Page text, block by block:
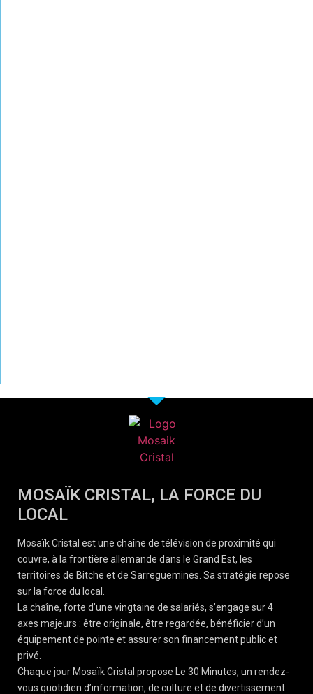
MOSAÏK CRISTAL, LA FORCE DU
LOCAL
Mosaïk Cristal est une chaîne de télévision de proximité qui
couvre, à la frontière allemande dans le Grand Est, les
territoires de Bitche et de Sarreguemines. Sa stratégie repose
sur la force du local.
La chaîne, forte d’une vingtaine de salariés, s’engage sur 4
axes majeurs : être originale, être regardée, bénéficier d’un
équipement de pointe et assurer son financement public et
privé.
Chaque jour Mosaïk Cristal propose Le 30 Minutes, un rendez-
vous quotidien d’information, de culture et de divertissement